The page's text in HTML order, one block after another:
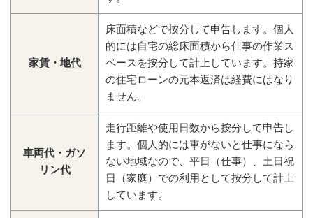
家賃・地代
床面積などで按分して申告します。個人
的には自宅の総床面積から仕事の作業ス
ペースを按分して計上しています。持家
の住宅ローンの元本返済は経費にはなり
ません。
車両代・ガソ
リン代
走行距離や使用日数から按分して申告し
ます。個人的には車がないと仕事になら
ない地域なので、平日（仕事）、土日祝
日（家庭）での利用として按分して計上
しています。